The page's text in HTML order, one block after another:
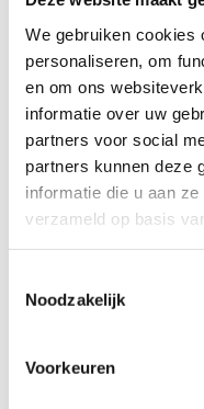
We gebruiken cookies
personaliseren, om
en om ons
informatie over uw
partners voor social
partners kunnen deze
informatie die u aan
verzameld op basis
Noodzakelijk
Voorkeuren